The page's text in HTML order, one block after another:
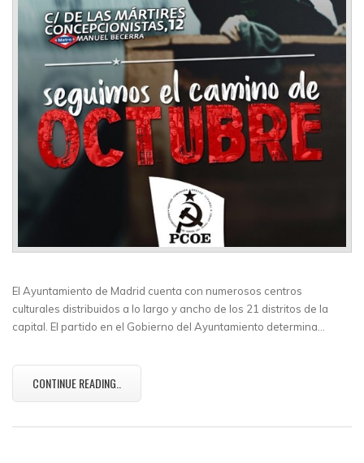
El Ayuntamiento de Madrid cuenta con numerosos centros
culturales distribuidos a lo largo y ancho de los 21 distritos de la
capital. El partido en el Gobierno del Ayuntamiento determina…
CONTINUE READING..